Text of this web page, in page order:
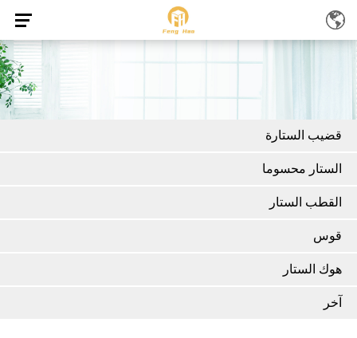
قضيب الستارة
الستار محسوما
القطب الستار
قوس
هوك الستار
آخر